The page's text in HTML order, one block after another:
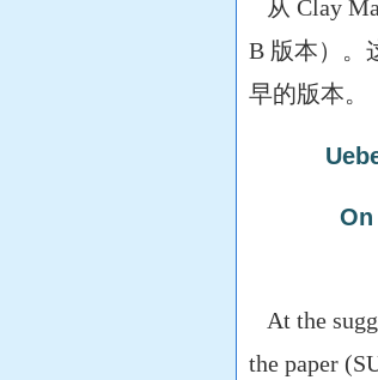
从 Clay
B 版本）。
早的版本。
At the
the paper